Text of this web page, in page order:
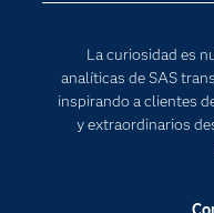
La curiosidad es
analíticas de SAS
inspirando a clientes
y extraordinarios